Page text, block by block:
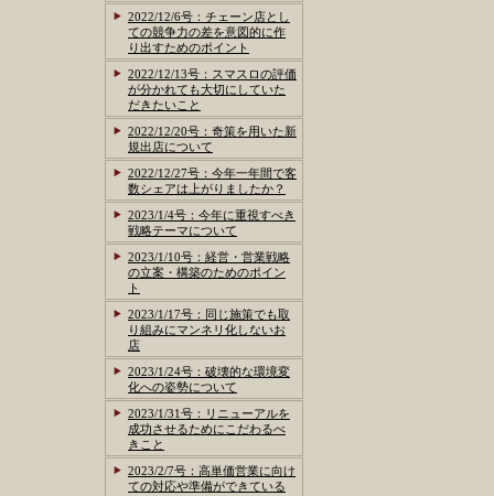
2022/12/6号：チェーン店とし
ての競争力の差を意図的に作
り出すためのポイント
2022/12/13号：スマスロの評価
が分かれても大切にしていた
だきたいこと
2022/12/20号：奇策を用いた新
規出店について
2022/12/27号：今年一年間で客
数シェアは上がりましたか？
2023/1/4号：今年に重視すべき
戦略テーマについて
2023/1/10号：経営・営業戦略
の立案・構築のためのポイン
ト
2023/1/17号：同じ施策でも取
り組みにマンネリ化しないお
店
2023/1/24号：破壊的な環境変
化への姿勢について
2023/1/31号：リニューアルを
成功させるためにこだわるべ
きこと
2023/2/7号：高単価営業に向け
ての対応や準備ができている